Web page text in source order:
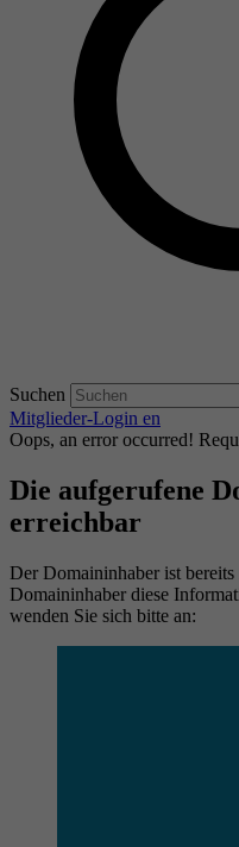
Suchen
Mitglieder-Login en
Oops, an error occurred!
Die aufgerufene
erreichbar
Der Domaininhaber ist
Domaininhaber diese
wenden Sie sich bitte an: